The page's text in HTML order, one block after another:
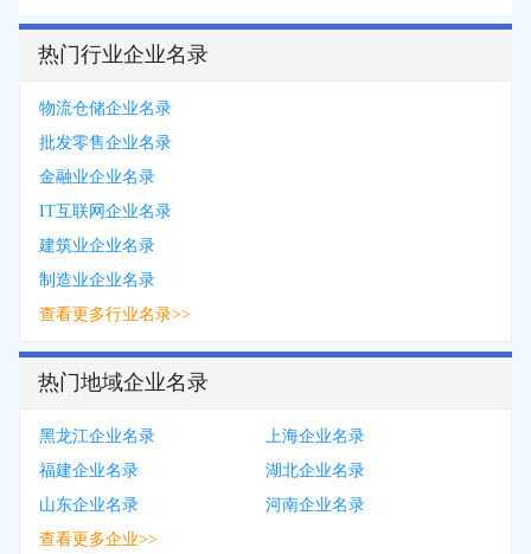
热门行业企业名录
物流仓储企业名录
批发零售企业名录
金融业企业名录
IT互联网企业名录
建筑业企业名录
制造业企业名录
查看更多行业名录>>
热门地域企业名录
黑龙江企业名录
上海企业名录
福建企业名录
湖北企业名录
山东企业名录
河南企业名录
查看更多企业>>